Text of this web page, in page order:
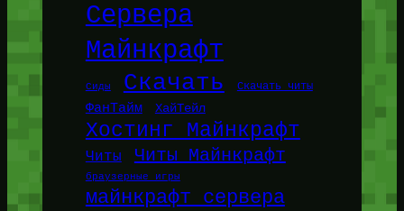
Сервера
Майнкрафт
Сиды Скачать Скачать читы
ФанТайм ХайТейл
Хостинг Майнкрафт
Читы Читы Майнкрафт
браузерные игры
майнкрафт сервера